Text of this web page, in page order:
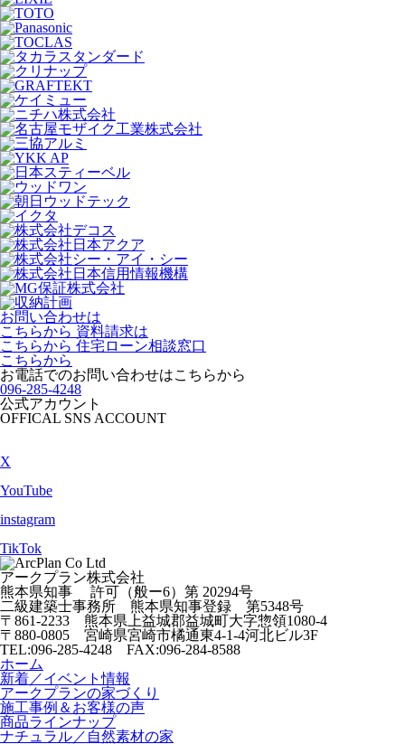
お問い合わせは
こちらから 資料請求は
こちらから 住宅ローン相談窓口
こちらから
お電話でのお問い合わせはこちらから
096-285-4248
公式アカウント
OFFICAL SNS ACCOUNT
X
YouTube
instagram
TikTok
アークプラン株式会社
熊本県知事 許可（般ー6）第 20294号
二級建築士事務所 熊本県知事登録 第5348号
〒861-2233
熊本県上益城郡益城町大字惣領1080-4
〒880-0805
宮崎県宮崎市橘通東4-1-4河北ビル3F
TEL:096-285-4248 FAX:096-284-8588
ホーム
新着／イベント情報
アークプランの家づくり
施工事例＆お客様の声
商品ラインナップ
ナチュラル／自然素材の家